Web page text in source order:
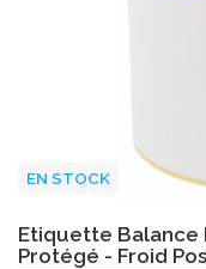
EN STOCK
Etiquette Balance
Protégé - Froid